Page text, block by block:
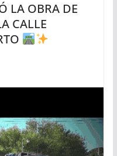
LA OBRA DE
CALLE